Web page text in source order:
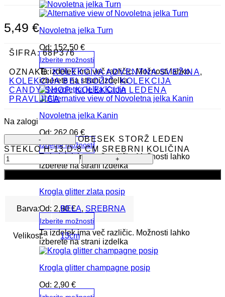
Novoletna jelka Turn
Od: 152,50 €
Izberite možnosti
Ta izdelek ima več različic. Možnosti lahko
izberete na strani izdelka
Novoletna jelka Kanin
Od:262,06 €
Izberite možnosti
Ta izdelek ima več različic. Možnosti lahko
izberete na strani izdelka
Krogla glitter zlata posip
Od: 2,90€
Izberite možnosti
Ta izdelek ima več različic. Možnosti lahko
izberete na strani izdelka
Krogla glitter champagne posip
Od: 2,90 €
5,49 €
ŠIFRA:68P376
OZNAKE:KOLEKCIJA ADVENTNA SVEŽINA,
KOLEKCIJA BELI BOŽIČ,KOLEKCIJA
CANDY SHOP,KOLEKCIJA LEDENA
PRAVLJICA
Na zalogi
OBESEK STORŽ LEDEN
STEKLO H-13,D-8 CM SREBRNI KOLIČINA
Barva: BELA, SREBRNA
Velikost: 13cm